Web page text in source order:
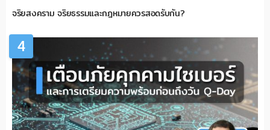
จริยสงคราม จริยธรรมและกฎหมายควรสอดรับกัน?
4